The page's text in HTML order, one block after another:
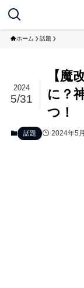
ホーム 話題
【魔
に？
つ！
2024
5/31
話題 2024年5